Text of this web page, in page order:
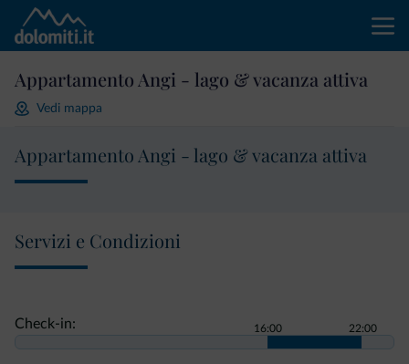
Appartamento Angi - lago & vacanza attiva
Vedi mappa
Appartamento Angi - lago & vacanza attiva
Servizi e Condizioni
Check-in: 16:00 22:00